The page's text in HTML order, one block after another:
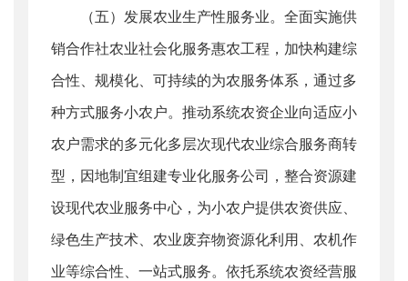
（五）发展农业生产性服务业。全面实施供
销合作社农业社会化服务惠农工程，加快构建综
合性、规模化、可持续的为农服务体系，通过多
种方式服务小农户。推动系统农资企业向适应小
农户需求的多元化多层次现代农业综合服务商转
型，因地制宜组建专业化服务公司，整合资源建
设现代农业服务中心，为小农户提供农资供应、
绿色生产技术、农业废弃物资源化利用、农机作
业等综合性、一站式服务。依托系统农资经营服